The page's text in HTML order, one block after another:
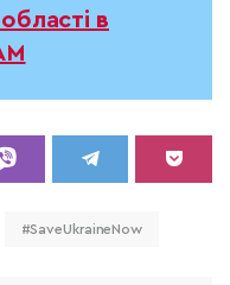
в
#SaveUkraineNow